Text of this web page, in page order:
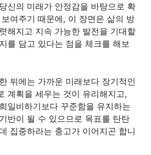
신의 미래가 안정감을 바탕으로 확
여주기 때문에, 이 장면은 삶의 방
해지고 지속 가능한 발전을 기대할
를 담고 있다는 점을 체크를 해보
뒤에는 가까운 미래보다 장기적인
계획을 세우는 것이 유리해지고,
일비하기보다 꾸준함을 유지하는
반이 될 수 있으므로 목표를 탄탄
집중하라는 충고가 이어지곤 합니